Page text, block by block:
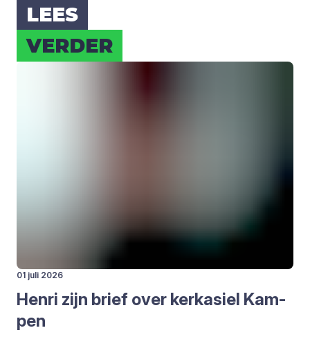
LEES
VER­DER
01 juli 2026
Hen­ri zijn brief over kerk­asiel Kam­
pen